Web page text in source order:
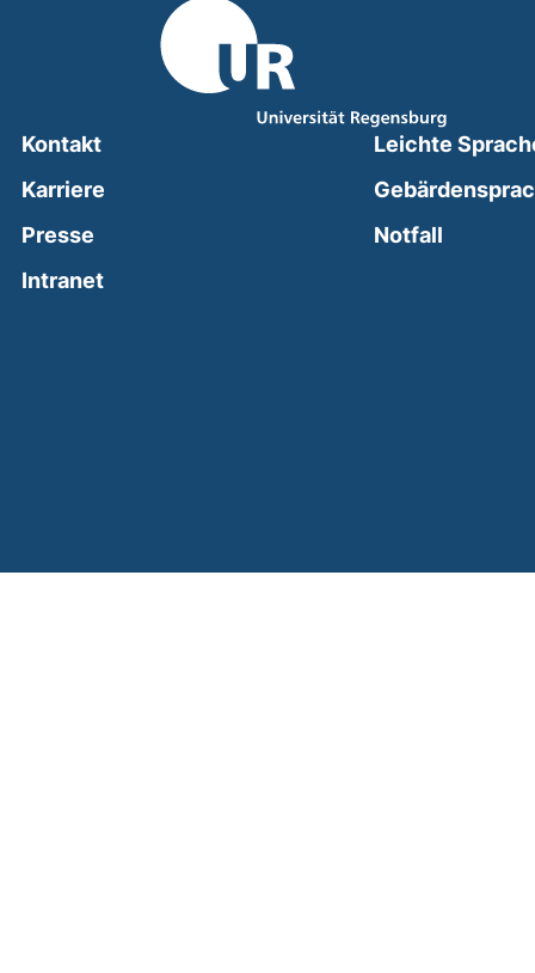
Kontakt
Karriere
Presse
Intranet(external link, opens in a new window)
Leichte
Notfall